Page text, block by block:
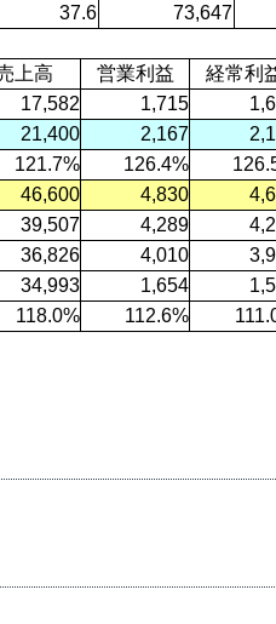
37.6 73,647
上高 営業利益
経常利
17,582 1,715
21,400 2,167
121.7% 126.4%
46,600 4,830
39,507 4,289
36,826 4,010
34,993 1,654
118.0% 112.6%